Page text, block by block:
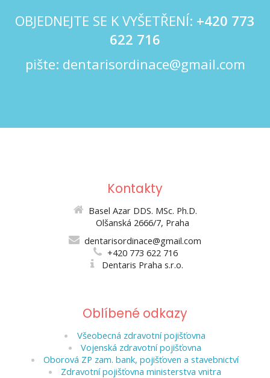
OBJEDNEJTE SE K VYŠETŘENÍ: +420 773
622 716
pište: dentarisordinace@gmail.com
Kontakty
Basel Azar DDS. MSc. Ph.D.
Olšanská 2666/7, Praha
dentarisordinace@gmail.com
+420 773 622 716
Dentaris Praha s.r.o.
Oblíbené odkazy
Všeobecná zdravotní pojišťovna
Vojenská zdravotní pojišťovna
Oborová ZP zam. bank, pojišťoven a stavebnictví
Zdravotní pojišťovna ministerstva vnitra